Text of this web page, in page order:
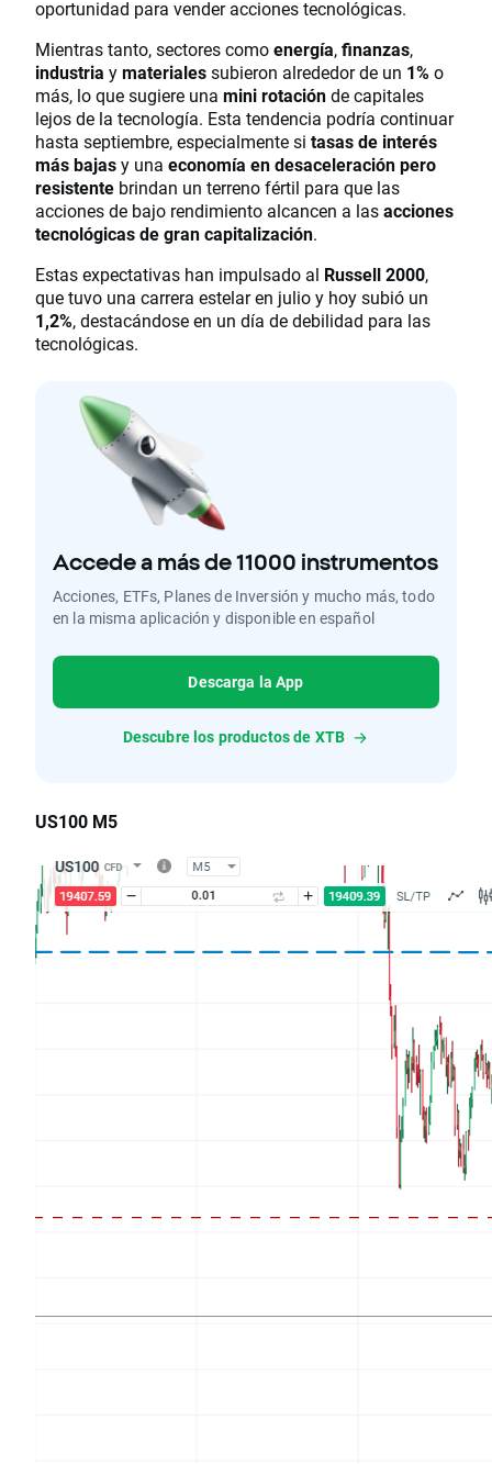
oportunidad para vender acciones tecnológicas.
Mientras tanto, sectores comoenergía,finanzas,
industria ymaterialessubieron alrededor de un 1%o
más, lo que sugiere una mini rotaciónde capitales
lejos de la tecnología. Esta tendencia podría continuar
hasta septiembre, especialmente si tasas de interés
más bajasy una economía en desaceleración pero
resistente brindan un terreno fértil para que las
acciones de bajo rendimiento alcancen a lasacciones
tecnológicas de gran capitalización.
Estas expectativas han impulsado al Russell 2000,
que tuvo una carrera estelar en julio y hoy subió un
1,2%, destacándose en un día de debilidad para las
tecnológicas.
Accede a más de 11000 instrumentos
Acciones, ETFs, Planes de Inversión y mucho más, todo
en la misma aplicación y disponible en español
Descarga la App
Descubre los productos de XTB
US100 M5